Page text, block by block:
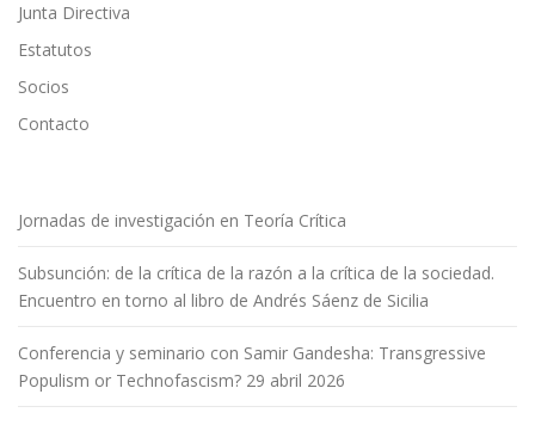
Junta Directiva
Estatutos
Socios
Contacto
Jornadas de investigación en Teoría Crítica
Subsunción: de la crítica de la razón a la crítica de la sociedad.
Encuentro en torno al libro de Andrés Sáenz de Sicilia
Conferencia y seminario con Samir Gandesha: Transgressive
Populism or Technofascism? 29 abril 2026